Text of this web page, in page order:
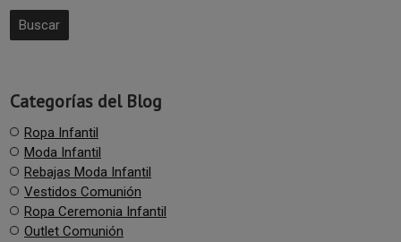
Categorías del Blog
Ropa Infantil
Moda Infantil
Rebajas Moda Infantil
Vestidos Comunión
Ropa Ceremonia Infantil
Outlet Comunión